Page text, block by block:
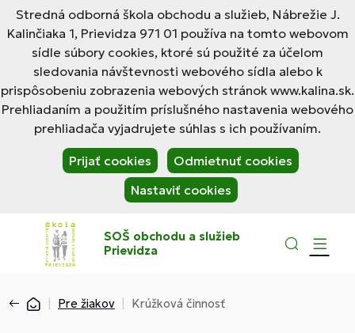
Stredná odborná škola obchodu a služieb, Nábrežie J.
Kalinčiaka 1, Prievidza 971 01 používa na tomto webovom
sídle súbory cookies, ktoré sú použité za účelom
sledovania návštevnosti webového sídla alebo k
prispôsobeniu zobrazenia webových stránok www.kalina.sk.
Prehliadaním a použitím príslušného nastavenia webového
prehliadača vyjadrujete súhlas s ich používaním.
Prijať cookies
Odmietnuť cookies
Nastaviť cookies
SOŠ obchodu a služieb
Prievidza
Pre žiakov Krúžková činnosť